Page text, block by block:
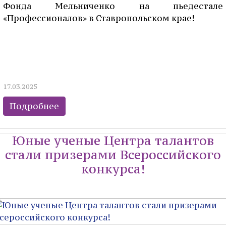
Фонда Мельниченко на пьедестале
«Профессионалов» в Ставропольском крае!
17.03.2025
Подробнее
Юные ученые Центра талантов
стали призерами Всероссийского
конкурса!